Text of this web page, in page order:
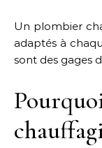
Un plombier
adaptés à
sont des gages